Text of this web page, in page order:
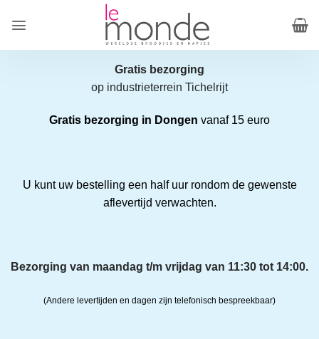
naar
Gratis bezorging
op industrieterrein Tichelrijt
Gratis bezorging in Dongen vanaf 15 euro
U kunt uw bestelling een half uur rondom de gewenste
aflevertijd verwachten.
Bezorging van maandag t/m vrijdag van 11:30 tot 14:00.
(Andere levertijden en dagen zijn telefonisch bespreekbaar)